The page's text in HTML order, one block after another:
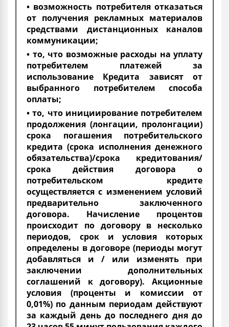
• возможность потребителя отказаться
от получения рекламных материалов
средствами дистанционных каналов
коммуникации;
• то, что возможные расходы на уплату
потребителем платежей за
использование Кредита зависят от
выбранного потребителем способа
оплаты;
• то, что инициирование потребителем
продолжения (лонгации, пролонгации)
срока погашения потребительского
кредита (срока исполнения денежного
обязательства)/срока кредитования/
срока действия договора о
потребительском кредите
осуществляется с изменением условий
предварительно заключенного
договора. Начисление процентов
происходит по договору в несколько
периодов, срок и условия которых
определены в договоре (периоды могут
добавляться и / или изменять при
заключении дополнительных
соглашений к договору). Акционные
условия (проценты и комиссии от
0,01%) по данным периодам действуют
за каждый день до последнего дня до